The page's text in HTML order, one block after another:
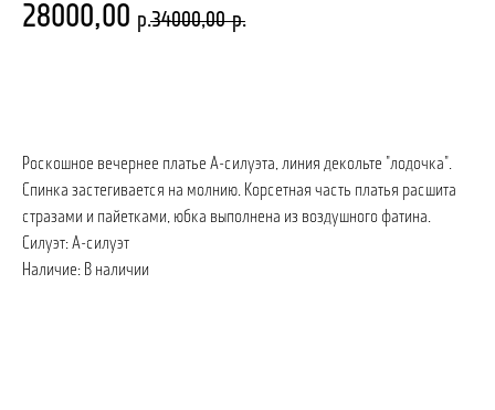
28000,00 р.34000,00 р.
Роскошное вечернее платье А-силуэта, линия декольте "лодочка".
Спинка застегивается на молнию. Корсетная часть платья расшита
стразами и пайетками, юбка выполнена из воздушного фатина.
Силуэт: А-силуэт
Наличие: В наличии